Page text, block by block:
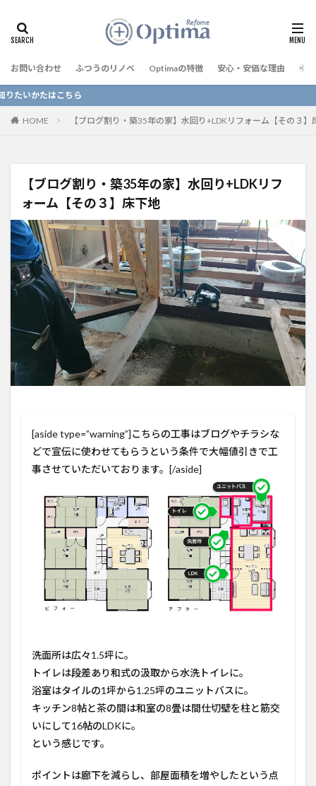
お問い合わせ ふつうのリノベ Optimaの特徴 安心・安価な理由 予
ら
HOME 【ブログ割り・築35年の家】水回り+LDKリフォーム【その３】
【ブログ割り・築35年の家】水回り+LDKリフ
ォーム【その３】床下地
[aside type=”warning”]こちらの工事はブログやチラシな
どで宣伝に使わせてもらうという条件で大幅値引きで工
事させていただいております。[/aside]
洗面所は広々1.5坪に。
トイレは段差あり和式の汲取から水洗トイレに。
浴室はタイルの1坪から1.25坪のユニットバスに。
キッチン8帖と茶の間は和室の8畳は間仕切壁を柱と筋交
いにして16帖のLDKに。
という感じです。
ポイントは廊下を減らし、部屋面積を増やしたという点